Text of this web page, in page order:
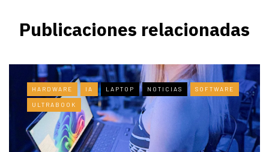
Publicaciones relacionadas
HARDWARE IA LAPTOP NOTICIAS SOFTWARE
ULTRABOOK